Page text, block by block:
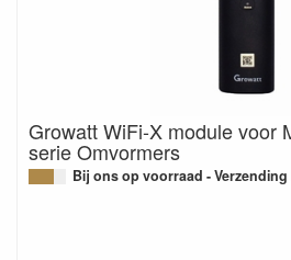
Growatt WiFi-X module voor
serie Omvormers
Bij ons op voorraad -